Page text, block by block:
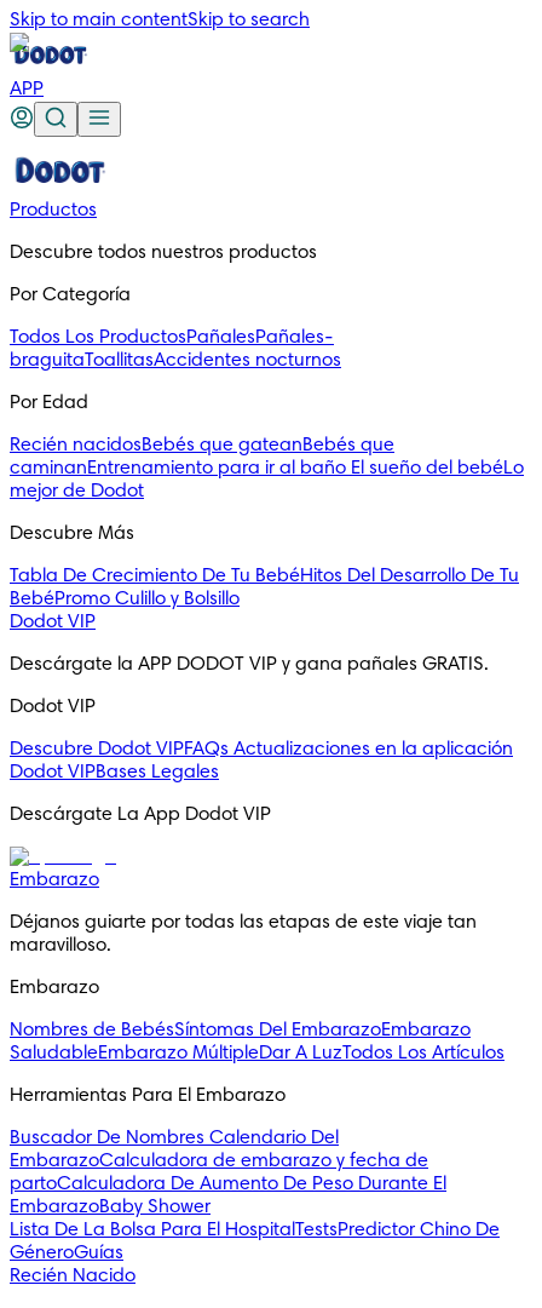
Skip to main contentSkip to search
APP
Productos
Descubre todos nuestros productos
Por Categoría
Todos Los ProductosPañalesPañales-
braguitaToallitasAccidentes nocturnos
Por Edad
Recién nacidosBebés que gateanBebés que
caminanEntrenamiento para ir al baño El sueño del bebéLo
mejor de Dodot
Descubre Más
Tabla De Crecimiento De Tu BebéHitos Del Desarrollo De Tu
BebéPromo Culillo y Bolsillo
Dodot VIP
Descárgate la APP DODOT VIP y gana pañales GRATIS.
Dodot VIP
Descubre Dodot VIPFAQs Actualizaciones en la aplicación
Dodot VIPBases Legales
Descárgate La App Dodot VIP
Embarazo
Déjanos guiarte por todas las etapas de este viaje tan
maravilloso.
Embarazo
Nombres de BebésSíntomas Del EmbarazoEmbarazo
SaludableEmbarazo MúltipleDar A LuzTodos Los Artículos
Herramientas Para El Embarazo
Buscador De Nombres Calendario Del
EmbarazoCalculadora de embarazo y fecha de
partoCalculadora De Aumento De Peso Durante El
EmbarazoBaby Shower
Lista De La Bolsa Para El Hospital TestsPredictor Chino De
GéneroGuías
Recién Nacido